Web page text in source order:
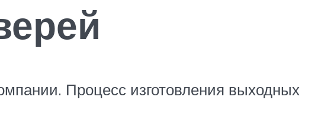
Процесс изготовления выходных